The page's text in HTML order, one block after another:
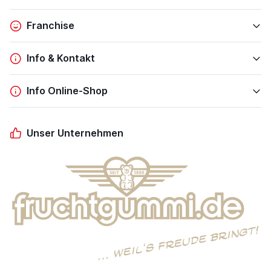
Franchise
Info & Kontakt
Info Online-Shop
Unser Unternehmen